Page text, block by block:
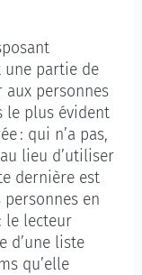
une partie de
personnes
le plus évident
: qui n’a pas,
lieu d’utiliser
dernière est
en
le lecteur
d’une liste
qu’elle